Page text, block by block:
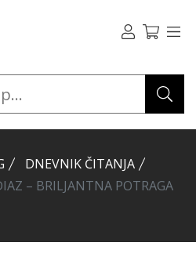
DNEVNIK ČITANJA
– BRILJANTNA POTRAGA